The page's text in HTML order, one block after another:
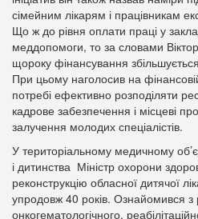
сімейним лікарям і працівникам
Що ж до рівня оплати праці у
меддопомоги, то за словами
щороку фінансування
При цьому наголосив на
потребі ефективно розподіляти
кадрове забезпечення і місцеві
залучення молодих спеціалістів.
У територіальному медичному
і дитинства Міністр охорони
реконструкцію обласної дитячої
упродовж 40 років. Ознайомився з
онкогематологічного,